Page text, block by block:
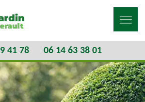
41 78 06 14 63 38 01